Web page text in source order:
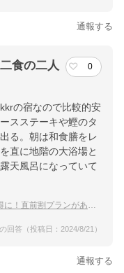
通報する
食の二人
0
の宿なので比較的安
スステーキや鰹のタ
る。朝は和食膳をレ
直に地階の大浴場と
天風呂になっていて
プランがある宿のおすすめは？
回答（投稿日：2024/8/21）
通報する